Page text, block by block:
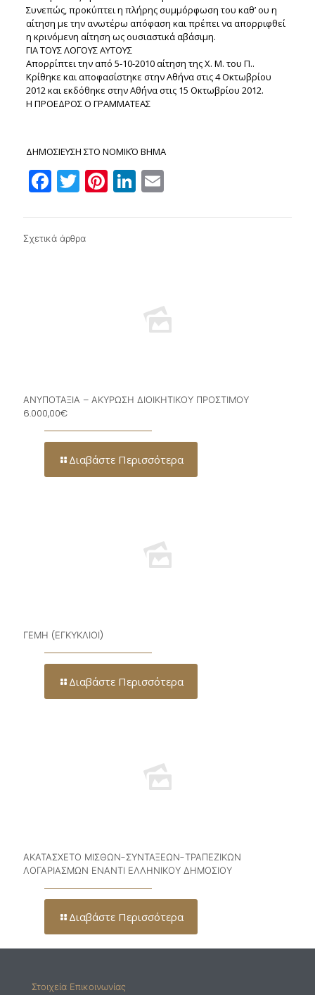
Συνεπώς, προκύπτει η πλήρης συμμόρφωση του καθ’ ου η
αίτηση με την ανωτέρω απόφαση και πρέπει να απορριφθεί
η κρινόμενη αίτηση ως ουσιαστικά αβάσιμη.
ΓΙΑ ΤΟΥΣ ΛΟΓΟΥΣ ΑΥΤΟΥΣ
Απορρίπτει την από 5-10-2010 αίτηση της Χ. Μ. του Π..
Κρίθηκε και αποφασίστηκε στην Αθήνα στις 4 Οκτωβρίου
2012 και εκδόθηκε στην Αθήνα στις 15 Οκτωβρίου 2012.
Η ΠΡΟΕΔΡΟΣ Ο ΓΡΑΜΜΑΤΕΑΣ
ΔΗΜΟΣΙΕΥΣΗ ΣΤΟ ΝΟΜΙΚΌ ΒΗΜΑ
Facebook
Twitter
Pinterest
LinkedIn
Email
Σχετικά άρθρα
ΑΝΥΠΟΤΑΞΙΑ – ΑΚΥΡΩΣΗ ΔΙΟΙΚΗΤΙΚΟΥ ΠΡΟΣΤΙΜΟΥ
6.000,00€
Διαβάστε Περισσότερα
ΓΕΜΗ (ΕΓΚΥΚΛΙΟΙ)
Διαβάστε Περισσότερα
ΑΚΑΤΑΣΧΕΤΟ ΜΙΣΘΩΝ-ΣΥΝΤΑΞΕΩΝ-ΤΡΑΠΕΖΙΚΩΝ
ΛΟΓΑΡΙΑΣΜΩΝ ΕΝΑΝΤΙ ΕΛΛΗΝΙΚΟΥ ΔΗΜΟΣΙΟΥ
Διαβάστε Περισσότερα
Στοιχεία Επικοινωνίας